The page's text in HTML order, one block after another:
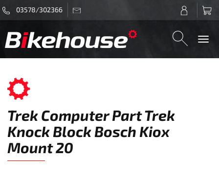
03578/302366
Trek Computer Part Trek
Knock Block Bosch Kiox
Mount 20